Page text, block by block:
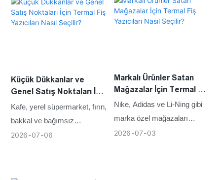
Küçük Dükkanlar ve
Genel Satış Noktaları İçin
Termal Fiş Yazıcıları Nasıl
Kafe, yerel süpermarket, fırın,
bakkal ve bağımsız
perakende mağazaları gibi
2026 07 06
Markalı Ürünler Satan
Mağazalar İçin Termal Fiş
Yazıcıları Nasıl Seçilir?
Nike, Adidas ve Li-Ning gibi
marka özel mağazaları
genellikle istikrarlı günlük
2026 07 03